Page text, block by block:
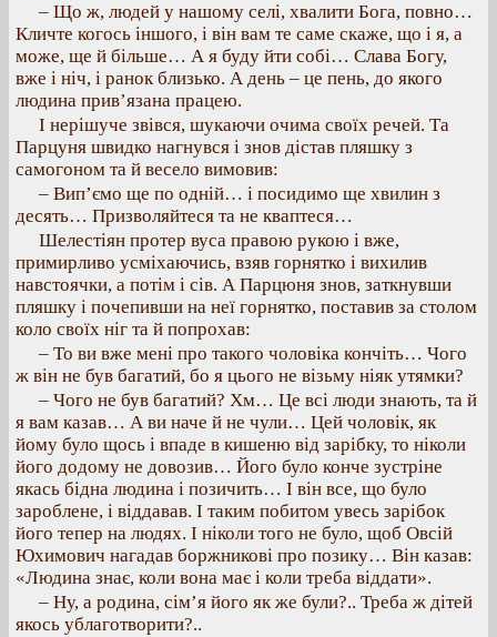
– Що ж, людей у нашому селі, хвалити Бога, повно…
Кличте когось іншого, і він вам те саме скаже, що і я, а
може, ще й більше… А я буду йти собі… Слава Богу,
вже і ніч, і ранок близько. А день – це пень, до якого
людина прив’язана працею.
І нерішуче звівся, шукаючи очима своїх речей. Та
Парцуня швидко нагнувся і знов дістав пляшку з
самогоном та й весело вимовив:
– Вип’ємо ще по одній… і посидимо ще хвилин з
десять… Призволяйтеся та не кваптеся…
Шелестіян протер вуса правою рукою і вже,
примирливо усміхаючись, взяв горнятко і вихилив
навстоячки, а потім і сів. А Парцюня знов, заткнувши
пляшку і почепивши на неї горнятко, поставив за столом
коло своїх ніг та й попрохав:
– То ви вже мені про такого чоловіка кончіть… Чого
ж він не був багатий, бо я цього не візьму ніяк утямки?
– Чого не був багатий? Хм… Це всі люди знають, та й
я вам казав… А ви наче й не чули… Цей чоловік, як
йому було щось і впаде в кишеню від зарібку, то ніколи
його додому не довозив… Його було конче зустріне
якась бідна людина і позичить… І він все, що було
зароблене, і віддавав. І таким побитом увесь зарібок
його тепер на людях. І ніколи того не було, щоб Овсій
Юхимович нагадав боржникові про позику… Він казав:
«Людина знає, коли вона має і коли треба віддати».
– Ну, а родина, сім’я його як же були?.. Треба ж дітей
якось ублаготворити?..